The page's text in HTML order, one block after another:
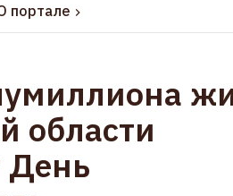
портале
области
День